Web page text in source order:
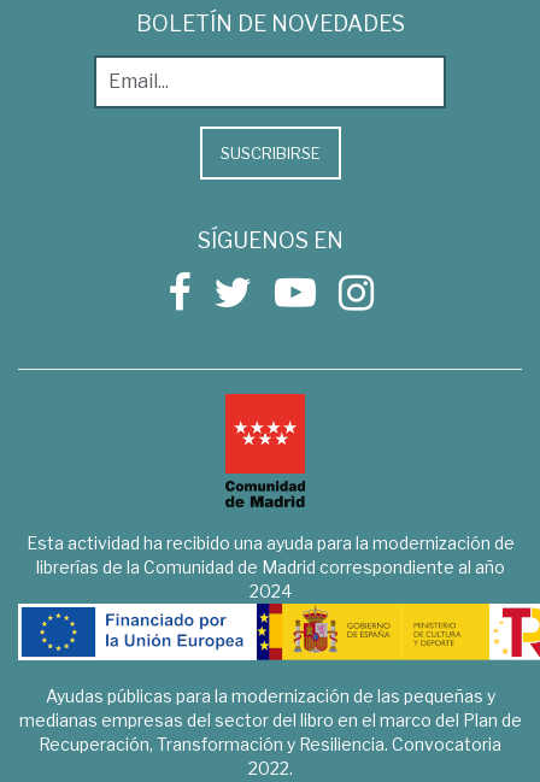
BOLETÍN DE NOVEDADES
SUSCRIBIRSE
SÍGUENOS EN
Esta actividad ha recibido una ayuda para la modernización de
librerías de la Comunidad de Madrid correspondiente al año
2024
Ayudas públicas para la modernización de las pequeñas y
medianas empresas del sector del libro en el marco del Plan de
Recuperación, Transformación y Resiliencia. Convocatoria
2022.